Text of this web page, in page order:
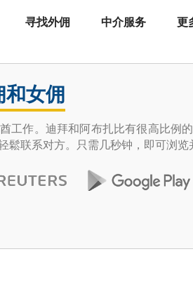
寻找外佣 中介服务 更
女佣
工作。迪拜和阿布扎比有很高比例
鬆联系对方。只需几秒钟，即可浏览